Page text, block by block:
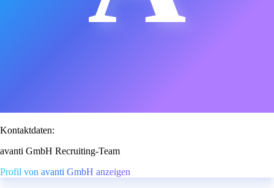
Kontaktdaten:
avanti GmbH Recruiting-Team
Profil von avanti GmbH anzeigen